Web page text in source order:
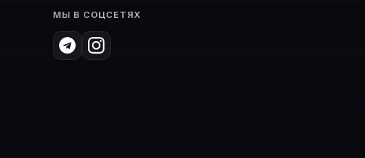
МЫ В СОЦСЕТЯХ